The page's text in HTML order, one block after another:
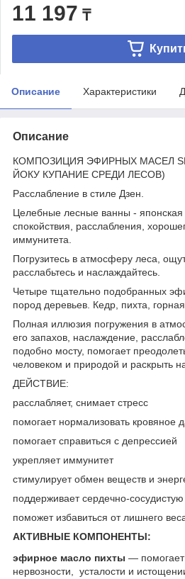
11 197 ₸
Описание Характеристики
Описание
КОМПОЗИЦИЯ ЭФИРНЫХ МАСЕЛ
ЙОКУ КУПАНИЕ СРЕДИ ЛЕСОВ)
Расслабление в стиле Дзен.
Целебные лесные ванны - японская
спокойствия, расслабления,
иммунитета.
Погрузитесь в атмосферу леса,
расслабьтесь и наслаждайтесь.
Четыре тщательно подобранных
пород деревьев. Кедр, пихта,
Полная иллюзия погружения в
его запахов, наслаждение,
подобно мосту, помогает
человеком и природой и раскрыть
ДЕЙСТВИЕ:
расслабляет, снимает стресс
помогает нормализовать кровяное
помогает справиться с депрессией
укрепляет иммунитет
стимулирует обмен веществ и
поддерживает сердечно-
поможет избавиться от лишнего
АКТИВНЫЕ КОМПОНЕНТЫ:
эфирное масло пихты — помогает
нервозности, усталости и